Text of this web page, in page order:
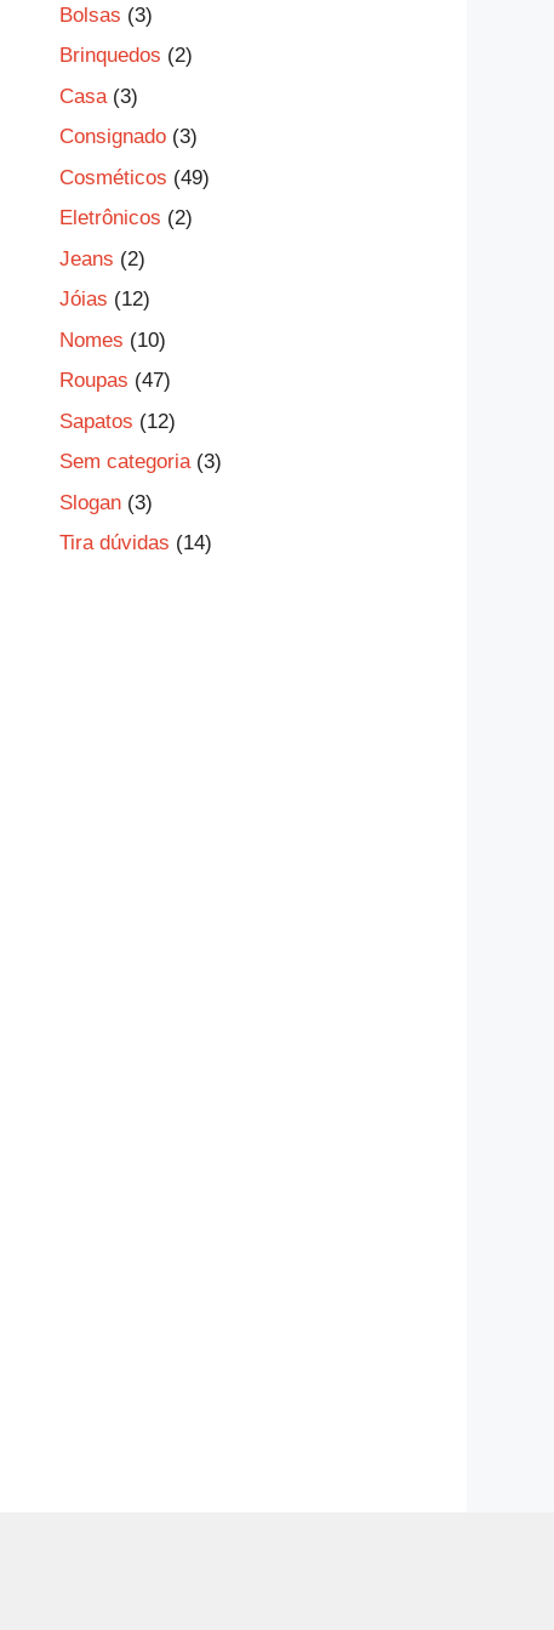
Bolsas (3)
Brinquedos (2)
Casa (3)
Consignado (3)
Cosméticos (49)
Eletrônicos (2)
Jeans (2)
Jóias (12)
Nomes (10)
Roupas (47)
Sapatos (12)
Sem categoria(3)
Slogan (3)
Tira dúvidas (14)